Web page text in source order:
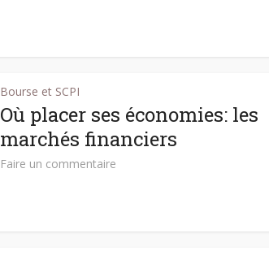
Bourse et SCPI
Où placer ses économies: les
marchés financiers
Faire un commentaire